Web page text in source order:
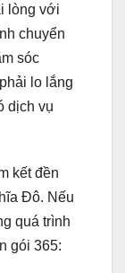
lòng với
chuyển
sóc
lo lắng
dịch vụ
kết đền
Đô. Nếu
quá trình
gói 365: